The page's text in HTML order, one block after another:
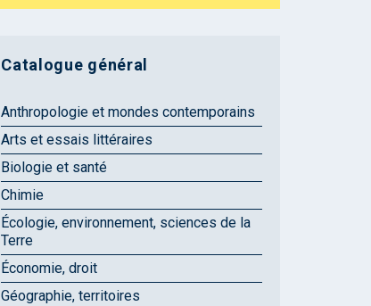
Catalogue général
Anthropologie et mondes contemporains
Arts et essais littéraires
Biologie et santé
Chimie
Écologie, environnement, sciences de la
Terre
Économie, droit
Géographie, territoires